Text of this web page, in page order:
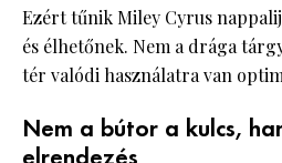
Ezért tűnik Miley Cyrus
és élhetőnek. Nem a drága
tér valódi használatra van
Nem a bútor a kulcs,